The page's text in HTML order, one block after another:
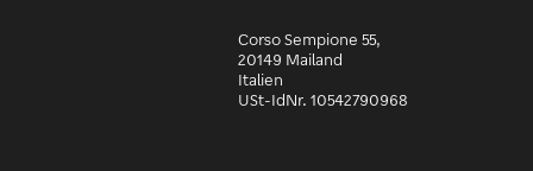
Corso Sempione 55,
20149 Mailand
Italien
USt-IdNr. 10542790968